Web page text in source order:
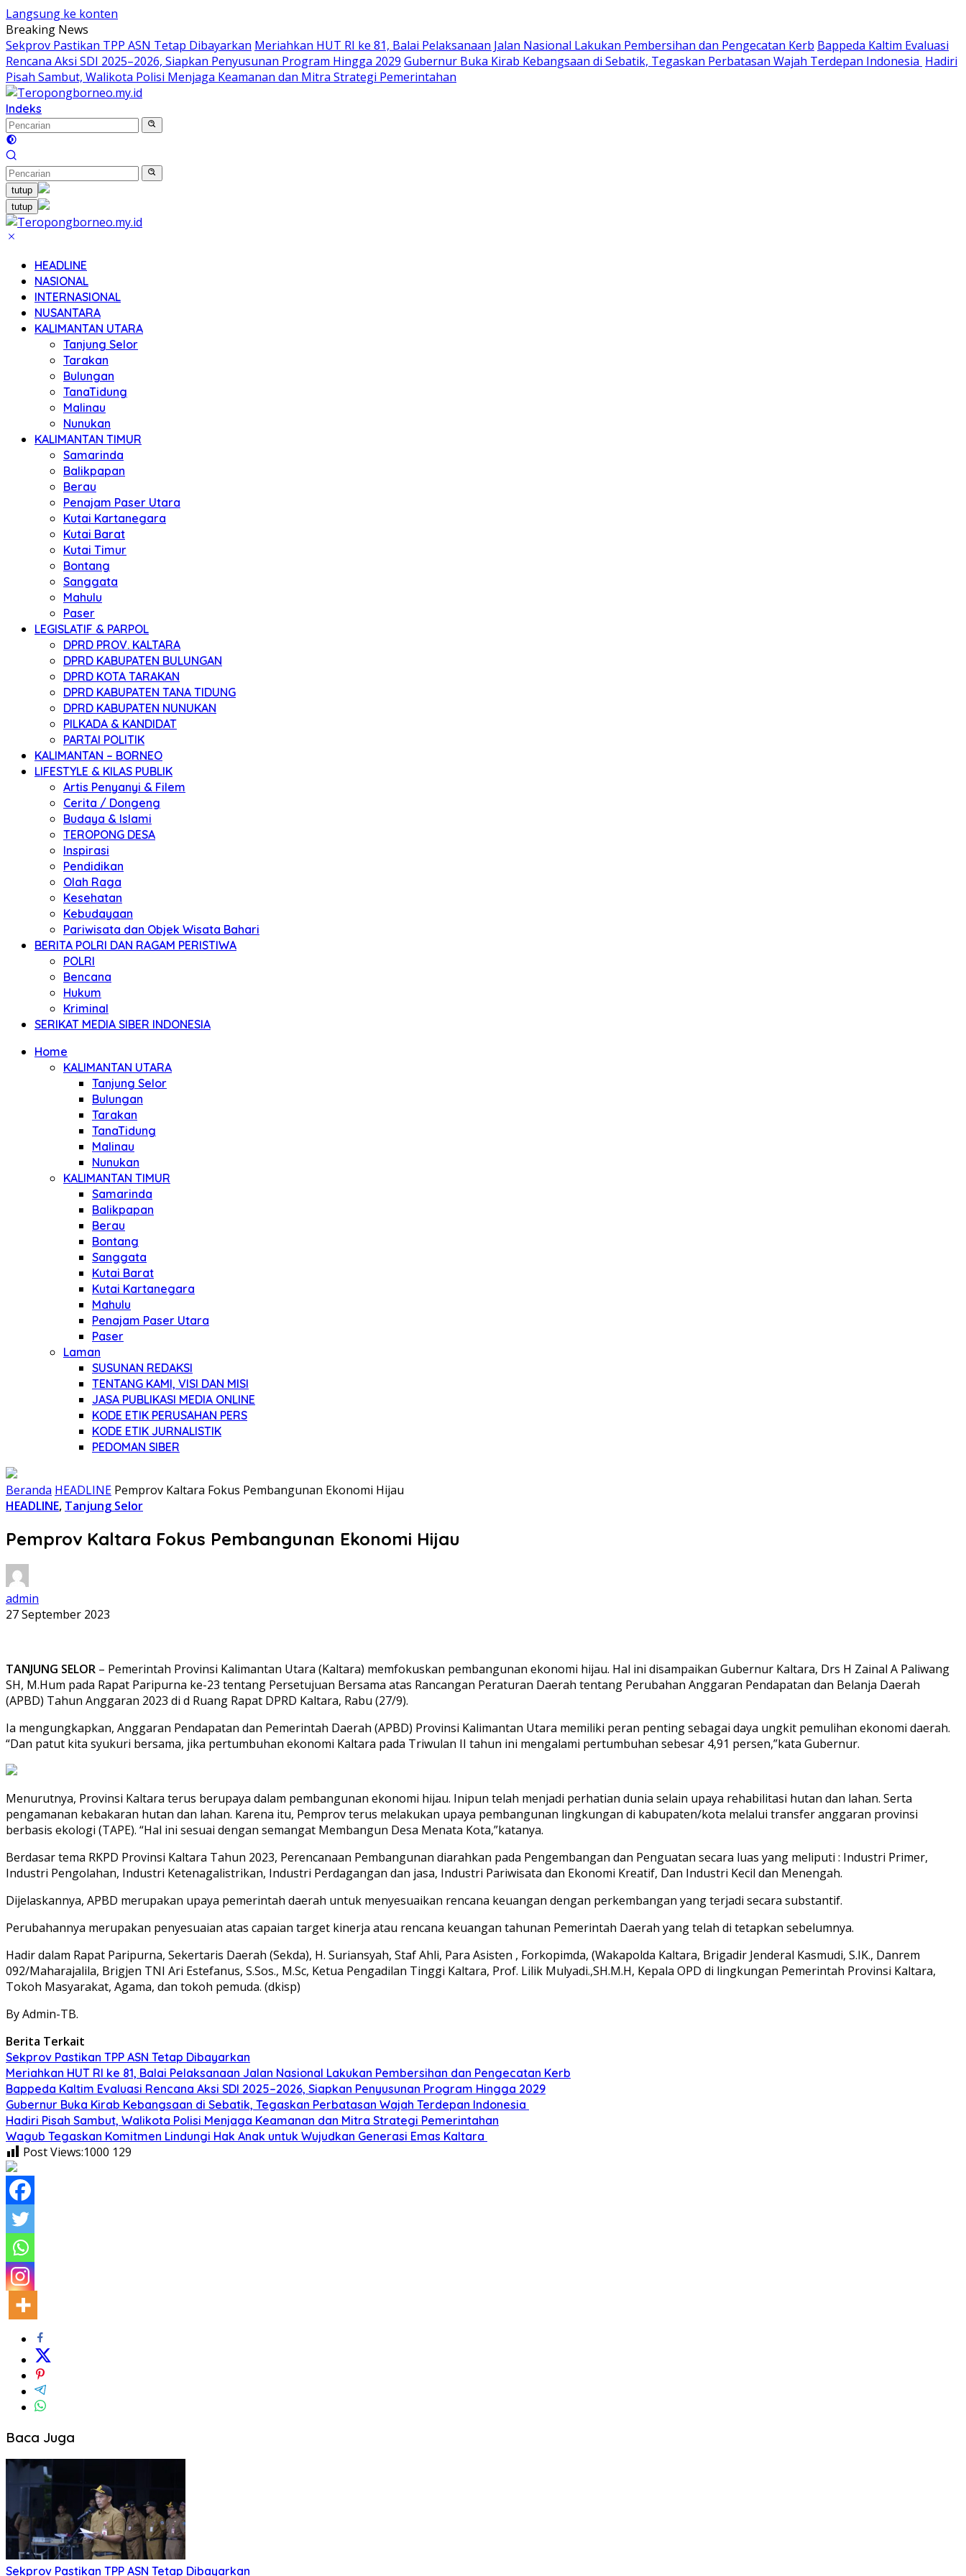
Langsung ke konten
Breaking News
Sekprov Pastikan TPP ASN Tetap Dibayarkan Meriahkan HUT RI ke 81, Balai Pelaksanaan Jalan Nasional Lakukan Pembersihan dan Pengecatan Kerb Bappeda Kaltim Evaluasi
Rencana Aksi SDI 2025–2026, Siapkan Penyusunan Program Hingga 2029 Gubernur Buka Kirab Kebangsaan di Sebatik, Tegaskan Perbatasan Wajah Terdepan Indonesia Hadiri
Pisah Sambut, Walikota Polisi Menjaga Keamanan dan Mitra Strategi Pemerintahan
Indeks
tutup
tutup
HEADLINE
NASIONAL
INTERNASIONAL
NUSANTARA
KALIMANTAN UTARA
Tanjung Selor
Tarakan
Bulungan
TanaTidung
Malinau
Nunukan
KALIMANTAN TIMUR
Samarinda
Balikpapan
Berau
Penajam Paser Utara
Kutai Kartanegara
Kutai Barat
Kutai Timur
Bontang
Sanggata
Mahulu
Paser
LEGISLATIF & PARPOL
DPRD PROV. KALTARA
DPRD KABUPATEN BULUNGAN
DPRD KOTA TARAKAN
DPRD KABUPATEN TANA TIDUNG
DPRD KABUPATEN NUNUKAN
PILKADA & KANDIDAT
PARTAI POLITIK
KALIMANTAN – BORNEO
LIFESTYLE & KILAS PUBLIK
Artis Penyanyi & Filem
Cerita / Dongeng
Budaya & Islami
TEROPONG DESA
Inspirasi
Pendidikan
Olah Raga
Kesehatan
Kebudayaan
Pariwisata dan Objek Wisata Bahari
BERITA POLRI DAN RAGAM PERISTIWA
POLRI
Bencana
Hukum
Kriminal
SERIKAT MEDIA SIBER INDONESIA
Home
KALIMANTAN UTARA
Tanjung Selor
Bulungan
Tarakan
TanaTidung
Malinau
Nunukan
KALIMANTAN TIMUR
Samarinda
Balikpapan
Berau
Bontang
Sanggata
Kutai Barat
Kutai Kartanegara
Mahulu
Penajam Paser Utara
Paser
Laman
SUSUNAN REDAKSI
TENTANG KAMI, VISI DAN MISI
JASA PUBLIKASI MEDIA ONLINE
KODE ETIK PERUSAHAN PERS
KODE ETIK JURNALISTIK
PEDOMAN SIBER
Beranda HEADLINE Pemprov Kaltara Fokus Pembangunan Ekonomi Hijau
HEADLINE, Tanjung Selor
Pemprov Kaltara Fokus Pembangunan Ekonomi Hijau
admin
27 September 2023
TANJUNG SELOR – Pemerintah Provinsi Kalimantan Utara (Kaltara) memfokuskan pembangunan ekonomi hijau. Hal ini disampaikan Gubernur Kaltara, Drs H Zainal A Paliwang
SH, M.Hum pada Rapat Paripurna ke-23 tentang Persetujuan Bersama atas Rancangan Peraturan Daerah tentang Perubahan Anggaran Pendapatan dan Belanja Daerah
(APBD) Tahun Anggaran 2023 di d Ruang Rapat DPRD Kaltara, Rabu (27/9).
Ia mengungkapkan, Anggaran Pendapatan dan Pemerintah Daerah (APBD) Provinsi Kalimantan Utara memiliki peran penting sebagai daya ungkit pemulihan ekonomi daerah.
“Dan patut kita syukuri bersama, jika pertumbuhan ekonomi Kaltara pada Triwulan II tahun ini mengalami pertumbuhan sebesar 4,91 persen,”kata Gubernur.
Menurutnya, Provinsi Kaltara terus berupaya dalam pembangunan ekonomi hijau. Inipun telah menjadi perhatian dunia selain upaya rehabilitasi hutan dan lahan. Serta
pengamanan kebakaran hutan dan lahan. Karena itu, Pemprov terus melakukan upaya pembangunan lingkungan di kabupaten/kota melalui transfer anggaran provinsi
berbasis ekologi (TAPE). “Hal ini sesuai dengan semangat Membangun Desa Menata Kota,”katanya.
Berdasar tema RKPD Provinsi Kaltara Tahun 2023, Perencanaan Pembangunan diarahkan pada Pengembangan dan Penguatan secara luas yang meliputi : Industri Primer,
Industri Pengolahan, Industri Ketenagalistrikan, Industri Perdagangan dan jasa, Industri Pariwisata dan Ekonomi Kreatif, Dan Industri Kecil dan Menengah.
Dijelaskannya, APBD merupakan upaya pemerintah daerah untuk menyesuaikan rencana keuangan dengan perkembangan yang terjadi secara substantif.
Perubahannya merupakan penyesuaian atas capaian target kinerja atau rencana keuangan tahunan Pemerintah Daerah yang telah di tetapkan sebelumnya.
Hadir dalam Rapat Paripurna, Sekertaris Daerah (Sekda), H. Suriansyah, Staf Ahli, Para Asisten , Forkopimda, (Wakapolda Kaltara, Brigadir Jenderal Kasmudi, S.IK., Danrem
092/Maharajalila, Brigjen TNI Ari Estefanus, S.Sos., M.Sc, Ketua Pengadilan Tinggi Kaltara, Prof. Lilik Mulyadi.,SH.M.H, Kepala OPD di lingkungan Pemerintah Provinsi Kaltara,
Tokoh Masyarakat, Agama, dan tokoh pemuda. (dkisp)
By Admin-TB.
Berita Terkait
Sekprov Pastikan TPP ASN Tetap Dibayarkan
Meriahkan HUT RI ke 81, Balai Pelaksanaan Jalan Nasional Lakukan Pembersihan dan Pengecatan Kerb
Bappeda Kaltim Evaluasi Rencana Aksi SDI 2025–2026, Siapkan Penyusunan Program Hingga 2029
Gubernur Buka Kirab Kebangsaan di Sebatik, Tegaskan Perbatasan Wajah Terdepan Indonesia
Hadiri Pisah Sambut, Walikota Polisi Menjaga Keamanan dan Mitra Strategi Pemerintahan
Wagub Tegaskan Komitmen Lindungi Hak Anak untuk Wujudkan Generasi Emas Kaltara
Post Views:1000 129
Baca Juga
Sekprov Pastikan TPP ASN Tetap Dibayarkan